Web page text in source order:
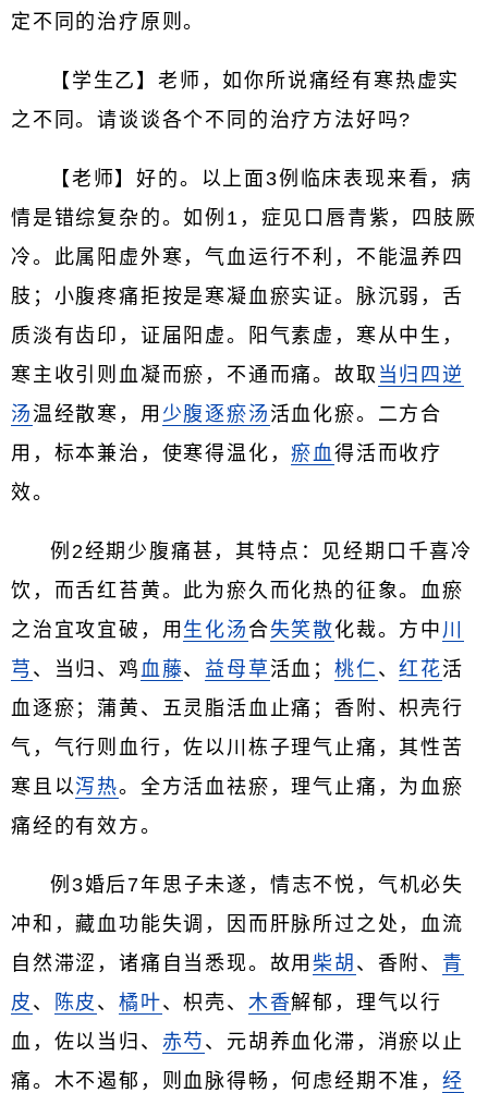
定不同的治疗原则。
【学生乙】老师，如你所说痛经有寒热虚实
之不同。请谈谈各个不同的治疗方法好吗?
【老师】好的。以上面3例临床表现来看，病
情是错综复杂的。如例1，症见口唇青紫，四肢厥
冷。此属阳虚外寒，气血运行不利，不能温养四
肢；小腹疼痛拒按是寒凝血瘀实证。脉沉弱，舌
质淡有齿印，证届阳虚。阳气素虚，寒从中生，
寒主收引则血凝而瘀，不通而痛。故取 当归四逆
汤温经散寒，用 少腹逐瘀汤 活血化瘀。二方合
用，标本兼治，使寒得温化，瘀血得活而收疗
效。
例2经期少腹痛甚，其特点：见经期口千喜冷
饮，而舌红苔黄。此为瘀久而化热的征象。血瘀
之治宜攻宜破，用 生化汤 合失笑散化裁。方中 川
芎 、当归、鸡 血藤、 益母草 活血；桃仁、红花活
血逐瘀；蒲黄、五灵脂活血止痛；香附、枳壳行
气，气行则血行，佐以川栋子理气止痛，其性苦
寒且以泻热。全方活血祛瘀，理气止痛，为血瘀
痛经的有效方。
例3婚后7年思子未遂，情志不悦，气机必失
冲和，藏血功能失调，因而肝脉所过之处，血流
自然滞涩，诸痛自当悉现。故用柴胡 、香附、 青
皮 、 陈皮 、橘叶、枳壳、 木香解郁，理气以行
血，佐以当归、 赤芍 、元胡养血化滞，消瘀以止
痛。木不遏郁，则血脉得畅，何虑经期不准， 经